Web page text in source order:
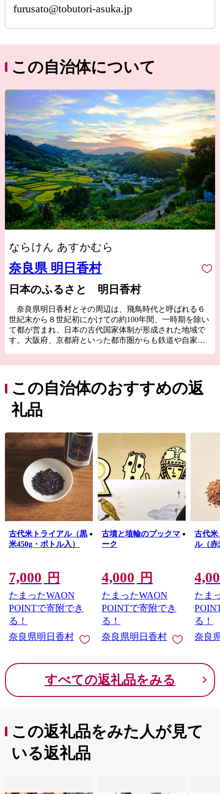
furusato@tobutori-asuka.jp
この自治体について
ならけん あすかむら
奈良県 明日香村
日本のふるさと 明日香村
奈良県明日香村とその周辺は、飛鳥時代と呼ばれる６
世紀末から８世紀初にかけての約100年間、一時期を除い
て都が営まれ、日本の古代国家体制が形成された地域で
す。大阪府、京都府といった都市圏からも鉄道や自家用
産が数多く存在し、万葉集にも詠われた自然環境と一体
となって歴史的風土を形成しています。
昭和５５年には明日香村における歴史的風土の保存及び
生活環境の整備等に関する特別措置法（通称、明日香
ない地域となっています。
この自治体のおすすめの返
礼品
古代米トライアル（黒
米450g・ボトル入）
7,000 円
たまったWAON
POINTで寄附でき
る！
奈良県明日香村
古墳と埴輪のブックマ
ーク
4,000 円
たまったWAON
POINTで寄附でき
る！
奈良県明日香村
古代米
ル（赤
たま
る！
奈良
すべての返礼品をみる
この返礼品をみた人が見て
いる返礼品